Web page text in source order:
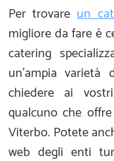
Per trovareun
migliore da fare è
catering
un'ampia varietà
chiedere ai
qualcuno che offre
Viterbo. Potete
web degli enti